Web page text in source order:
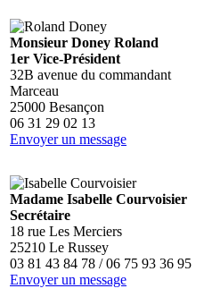
Monsieur Doney Roland
1er Vice-Président
32B avenue du commandant
Marceau
25000 Besançon
06 31 29 02 13
Envoyer un message
Madame Isabelle Courvoisier
Secrétaire
18 rue Les Merciers
25210 Le Russey
03 81 43 84 78 / 06 75 93 36 95
Envoyer un message